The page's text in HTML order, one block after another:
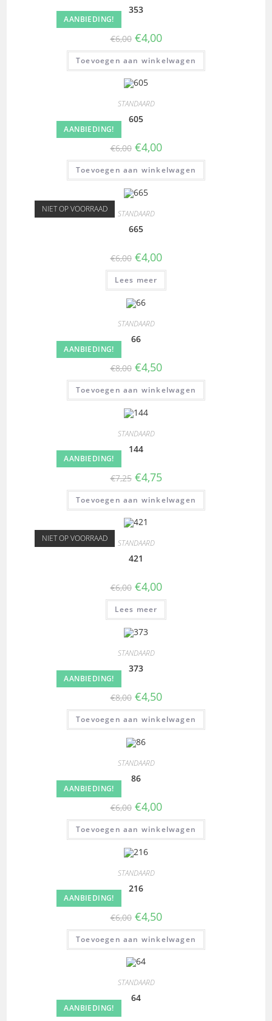
AANBIEDING!
353
€6,00 €4,00
Toevoegen aan winkelwagen
AANBIEDING!
STANDAARD
605
€6,00 €4,00
Toevoegen aan winkelwagen
NIET OP VOORRAAD STANDAARD
665
€6,00 €4,00
Lees meer
AANBIEDING!
STANDAARD
66
€8,00 €4,50
Toevoegen aan winkelwagen
AANBIEDING!
STANDAARD
144
€7,25 €4,75
Toevoegen aan winkelwagen
NIET OP VOORRAAD STANDAARD
421
€6,00 €4,00
Lees meer
AANBIEDING!
STANDAARD
373
€8,00 €4,50
Toevoegen aan winkelwagen
AANBIEDING!
STANDAARD
86
€6,00 €4,00
Toevoegen aan winkelwagen
AANBIEDING!
STANDAARD
216
€6,00 €4,50
Toevoegen aan winkelwagen
AANBIEDING!
STANDAARD
64